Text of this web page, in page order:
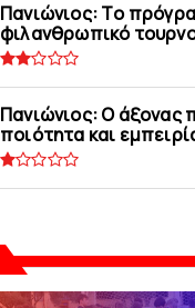
Πανιώνιoς: Tο
φιλανθρωπικό
Πανιώνιος: O άξονας
ποιότητα και